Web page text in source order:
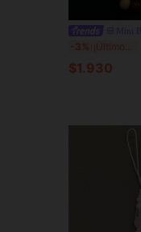
-3% ¡Últimos 3 días
$1.930